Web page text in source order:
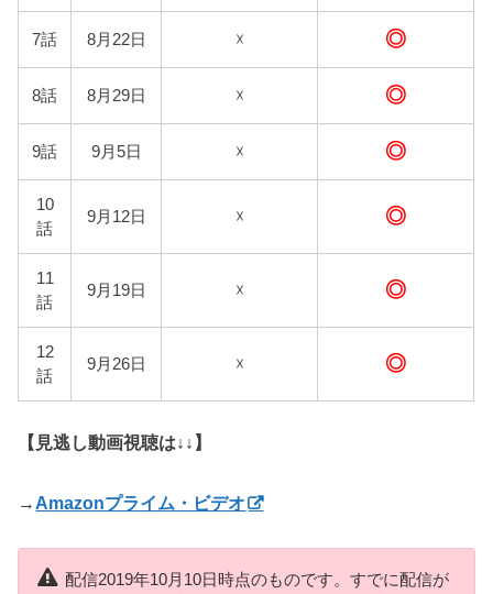
7話 8月22日 ☓ ◎
8話 8月29日 ☓ ◎
9話 9月5日 ☓ ◎
10
話
9月12日 ☓ ◎
11
話
9月19日 ☓ ◎
12
話
9月26日 ☓ ◎
【見逃し動画視聴は↓↓】
→ Amazonプライム・ビデオ
配信2019年10月10日時点のものです。すでに配信が